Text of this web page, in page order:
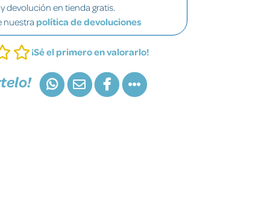
devolución en tienda gratis.
nuestra política de devoluciones
¡Sé el primero en valorarlo!